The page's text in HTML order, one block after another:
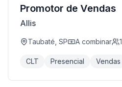
Promotor de Vendas
Allis
Taubaté, SP A combinar 1
CLT Presencial Vendas